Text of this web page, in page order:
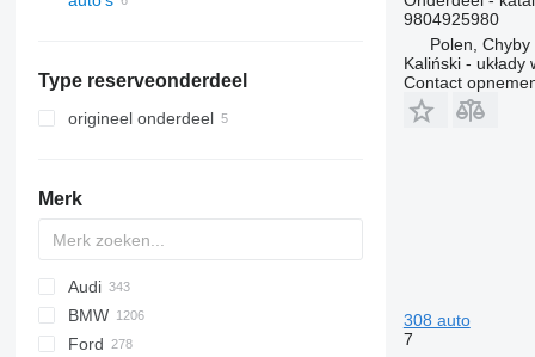
Type reserveonderdeel
origineel onderdeel
Merk
159
Stelvio
Audi
A-series
Q-series
BMW
1-Series
Silverado
Berlingo
Duster
Durango
500-series
500
Ford
9804925980
Polen, Chyby
Kaliński - układy
Contact
308 auto
7